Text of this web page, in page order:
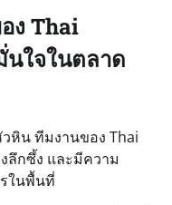
ง Thai
นใจในตลาด
หิน ทีมงานของ Thai
ลึกซึ้ง และมีความ
ในพื้นที่